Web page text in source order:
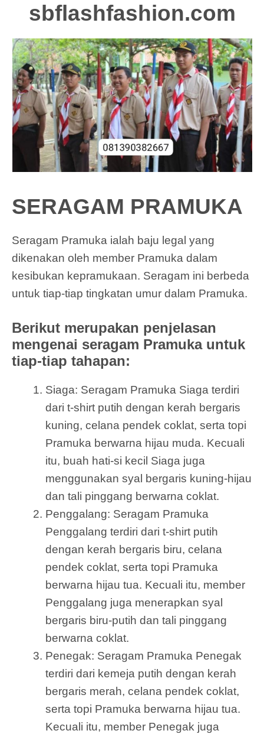
sbflashfashion.com
SERAGAM PRAMUKA
Seragam Pramuka ialah baju legal yang
dikenakan oleh member Pramuka dalam
kesibukan kepramukaan. Seragam ini berbeda
untuk tiap-tiap tingkatan umur dalam Pramuka.
Berikut merupakan penjelasan
mengenai seragam Pramuka untuk
tiap-tiap tahapan:
Siaga: Seragam Pramuka Siaga terdiri
dari t-shirt putih dengan kerah bergaris
kuning, celana pendek coklat, serta topi
Pramuka berwarna hijau muda. Kecuali
itu, buah hati-si kecil Siaga juga
menggunakan syal bergaris kuning-hijau
dan tali pinggang berwarna coklat.
Penggalang: Seragam Pramuka
Penggalang terdiri dari t-shirt putih
dengan kerah bergaris biru, celana
pendek coklat, serta topi Pramuka
berwarna hijau tua. Kecuali itu, member
Penggalang juga menerapkan syal
bergaris biru-putih dan tali pinggang
berwarna coklat.
Penegak: Seragam Pramuka Penegak
terdiri dari kemeja putih dengan kerah
bergaris merah, celana pendek coklat,
serta topi Pramuka berwarna hijau tua.
Kecuali itu, member Penegak juga